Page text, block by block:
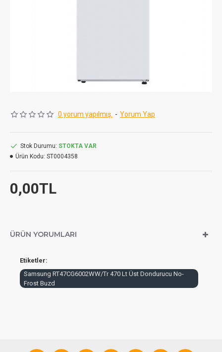
0 yorum yapılmış. - Yorum Yap
0,00TL
Stok Durumu: STOKTA VAR
Ürün Kodu: ST0004358
ÜRÜN YORUMLARI
Etiketler:
Samsung RT47CG6002WW/Tr 470 Lt Üst Dondurucu No-
Frost Buzd